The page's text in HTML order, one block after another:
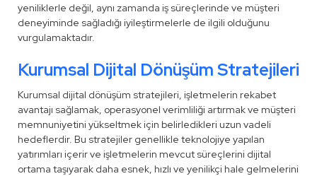
yeniliklerle değil, aynı zamanda iş süreçlerinde ve müşteri
deneyiminde sağladığı iyileştirmelerle de ilgili olduğunu
vurgulamaktadır.
Kurumsal Dijital Dönüşüm Stratejileri
Kurumsal dijital dönüşüm stratejileri, işletmelerin rekabet
avantajı sağlamak, operasyonel verimliliği artırmak ve müşteri
memnuniyetini yükseltmek için belirledikleri uzun vadeli
hedeflerdir. Bu stratejiler genellikle teknolojiye yapılan
yatırımları içerir ve işletmelerin mevcut süreçlerini dijital
ortama taşıyarak daha esnek, hızlı ve yenilikçi hale gelmelerini